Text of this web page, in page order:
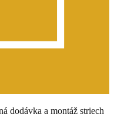
dodávka a montáž striech